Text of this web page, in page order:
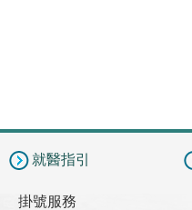
就醫指引
掛號服務